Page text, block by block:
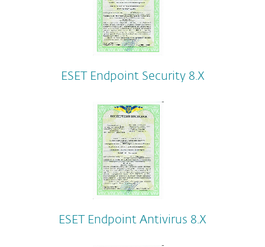
ESET Endpoint Security 8.Х
ESET Endpoint Antivirus 8.Х